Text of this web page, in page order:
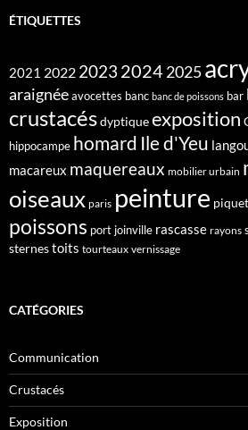
ÉTIQUETTES
2021 2022 202320242025
araignéeavocettes banc banc de poissons bar
crustacésdyptiqueexposition
hippocampe homard Ile d'Yeu
macareux maquereaux mobilier urbain
oiseaux paris peinture
poissons port joinville rascasse rayons
sternestoits tourteaux vernissage
CATÉGORIES
Communication
Crustacés
Exposition